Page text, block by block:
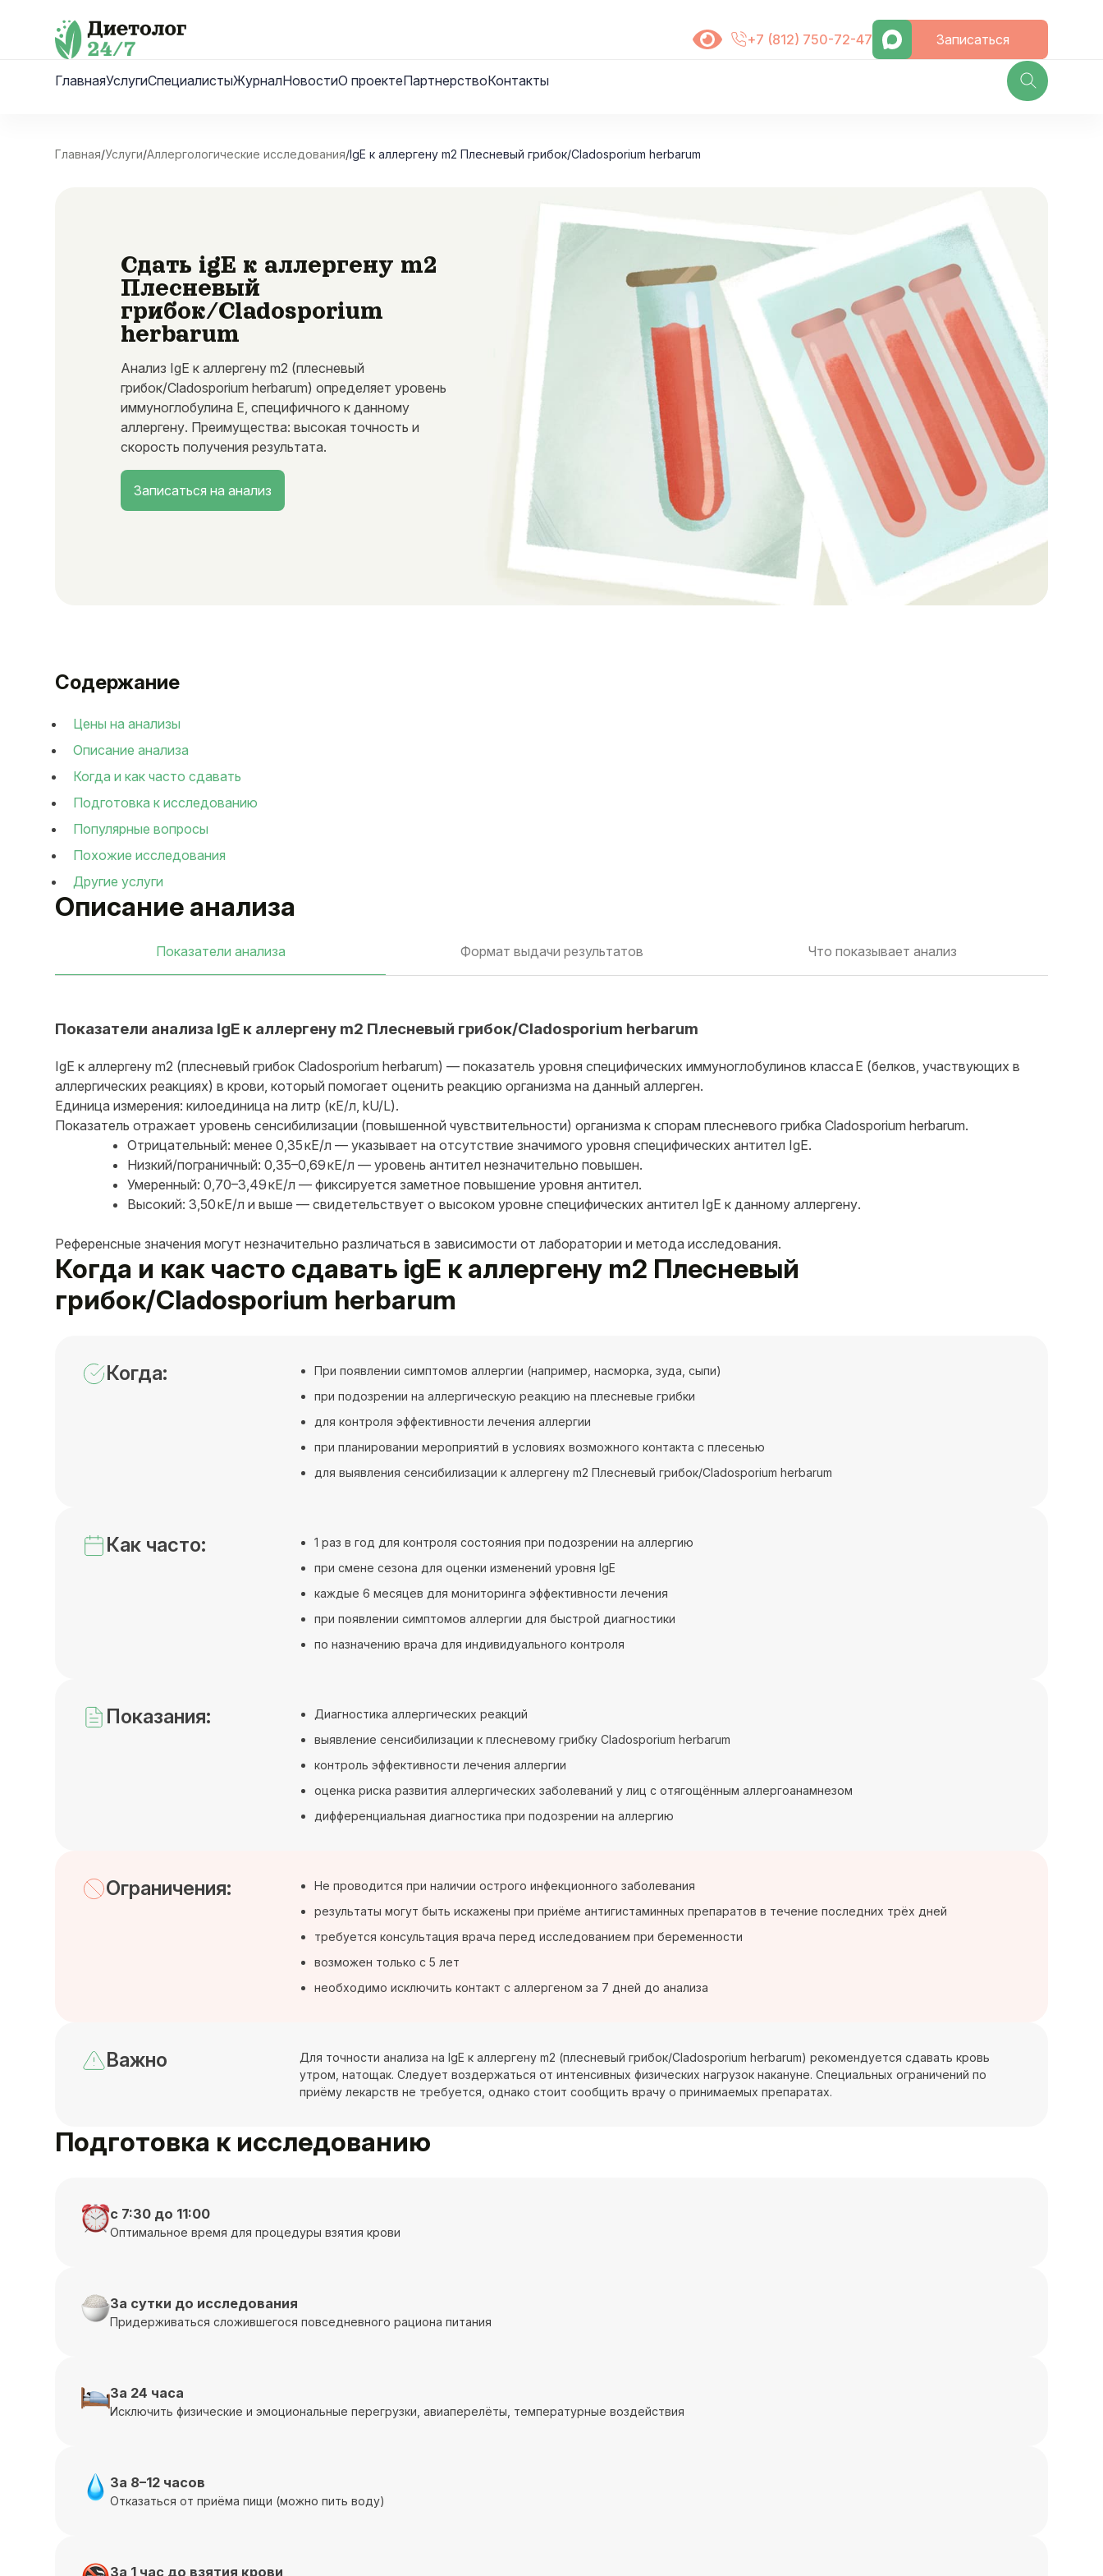
+7 (812) 750-72-47 Записаться
ГлавнаяУслугиСпециалистыЖурналНовостиО проектеПартнерствоКонтакты
Главная/Услуги/Аллергологические исследования/IgE к аллергену m2 Плесневый грибок/Cladosporium herbarum
Сдать igE к аллергену m2
Плесневый
грибок/Cladosporium
herbarum
Анализ IgE к аллергену m2 (плесневый
грибок/Cladosporium herbarum) определяет уровень
иммуноглобулина E, специфичного к данному
аллергену. Преимущества: высокая точность и
скорость получения результата.
Записаться на анализ
Описание анализа
Показатели анализа Формат выдачи результатов Что показывает анализ
Показатели анализа IgE к аллергену m2 Плесневый грибок/Cladosporium herbarum
IgE к аллергену m2 (плесневый грибок Cladosporium herbarum) — показатель уровня специфических иммуноглобулинов класса E (белков, участвующих в
аллергических реакциях) в крови, который помогает оценить реакцию организма на данный аллерген.
Единица измерения: килоединица на литр (кЕ/л, kU/L).
Показатель отражает уровень сенсибилизации (повышенной чувствительности) организма к спорам плесневого грибка Cladosporium herbarum.
Отрицательный: менее 0,35 кЕ/л — указывает на отсутствие значимого уровня специфических антител IgE.
Низкий/пограничный: 0,35–0,69 кЕ/л — уровень антител незначительно повышен.
Умеренный: 0,70–3,49 кЕ/л — фиксируется заметное повышение уровня антител.
Высокий: 3,50 кЕ/л и выше — свидетельствует о высоком уровне специфических антител IgE к данному аллергену.
Референсные значения могут незначительно различаться в зависимости от лаборатории и метода исследования.
Когда и как часто сдавать igE к аллергену m2 Плесневый
грибок/Cladosporium herbarum
Когда:
При появлении симптомов аллергии (например, насморка, зуда, сыпи)
при подозрении на аллергическую реакцию на плесневые грибки
для контроля эффективности лечения аллергии
при планировании мероприятий в условиях возможного контакта с плесенью
для выявления сенсибилизации к аллергену m2 Плесневый грибок/Cladosporium herbarum
Как часто:
1 раз в год для контроля состояния при подозрении на аллергию
при смене сезона для оценки изменений уровня IgE
каждые 6 месяцев для мониторинга эффективности лечения
при появлении симптомов аллергии для быстрой диагностики
по назначению врача для индивидуального контроля
Показания:
Диагностика аллергических реакций
выявление сенсибилизации к плесневому грибку Cladosporium herbarum
контроль эффективности лечения аллергии
оценка риска развития аллергических заболеваний у лиц с отягощённым аллергоанамнезом
дифференциальная диагностика при подозрении на аллергию
Ограничения:
Не проводится при наличии острого инфекционного заболевания
результаты могут быть искажены при приёме антигистаминных препаратов в течение последних трёх дней
требуется консультация врача перед исследованием при беременности
возможен только с 5 лет
необходимо исключить контакт с аллергеном за 7 дней до анализа
Важно
Для точности анализа на IgE к аллергену m2 (плесневый грибок/Cladosporium herbarum) рекомендуется сдавать кровь
утром, натощак. Следует воздержаться от интенсивных физических нагрузок накануне. Специальных ограничений по
приёму лекарств не требуется, однако стоит сообщить врачу о принимаемых препаратах.
Подготовка к исследованию
с 7:30 до 11:00
Оптимальное время для процедуры взятия крови
За сутки до исследования
Придерживаться сложившегося повседневного рациона питания
За 24 часа
Исключить физические и эмоциональные перегрузки, авиаперелёты, температурные воздействия
За 8–12 часов
Отказаться от приёма пищи (можно пить воду)
За 1 час до взятия крови
Содержание
Цены на анализы
Описание анализа
Когда и как часто сдавать
Подготовка к исследованию
Популярные вопросы
Похожие исследования
Другие услуги